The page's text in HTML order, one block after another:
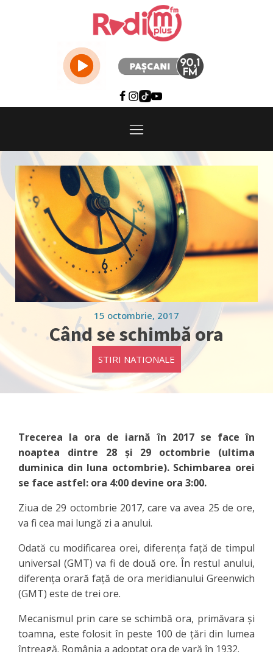
15 octombrie, 2017
Când se schimbă ora
STIRI NATIONALE
Trecerea la ora de iarnă în 2017 se face în
noaptea dintre 28 și 29 octombrie (ultima
duminica din luna octombrie). Schimbarea orei
se face astfel: ora 4:00 devine ora 3:00.
Ziua de 29 octombrie 2017, care va avea 25 de ore,
va fi cea mai lungă zi a anului.
Odată cu modificarea orei, diferența față de timpul
universal (GMT) va fi de două ore. În restul anului,
diferența orară față de ora meridianului Greenwich
(GMT) este de trei ore.
Mecanismul prin care se schimbă ora, primăvara și
toamna, este folosit în peste 100 de țări din lumea
întreagă. România a adoptat ora de vară în 1932.